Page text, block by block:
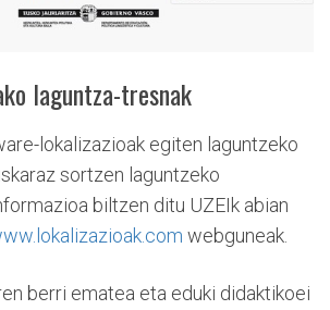
laguntza-tresnak
lokalizazioak egiten laguntzeko
sortzen laguntzeko
biltzen ditu UZEIk abian
webguneak.
berri ematea eta eduki didaktikoei